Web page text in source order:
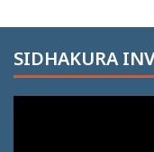
SIDHAKURA